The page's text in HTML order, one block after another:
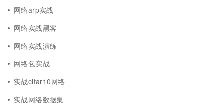
网络arp实战
网络实战黑客
网络实战演练
网络包实战
实战cifar10网络
实战网络数据集